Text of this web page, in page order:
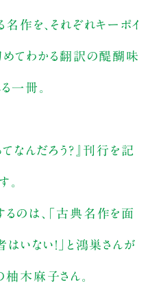
作を、それぞれキーポイ
めてわかる翻訳の醍醐味
一冊。
なんだろう？』刊行を記
のは、「古典名作を面
いない！」と鴻巣さんが
木麻子さん。